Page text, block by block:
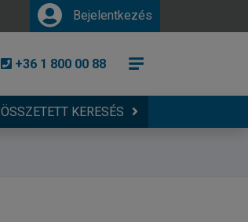
Bejelentkezés
+36 1 800 00 88
ÖSSZETETT KERESÉS